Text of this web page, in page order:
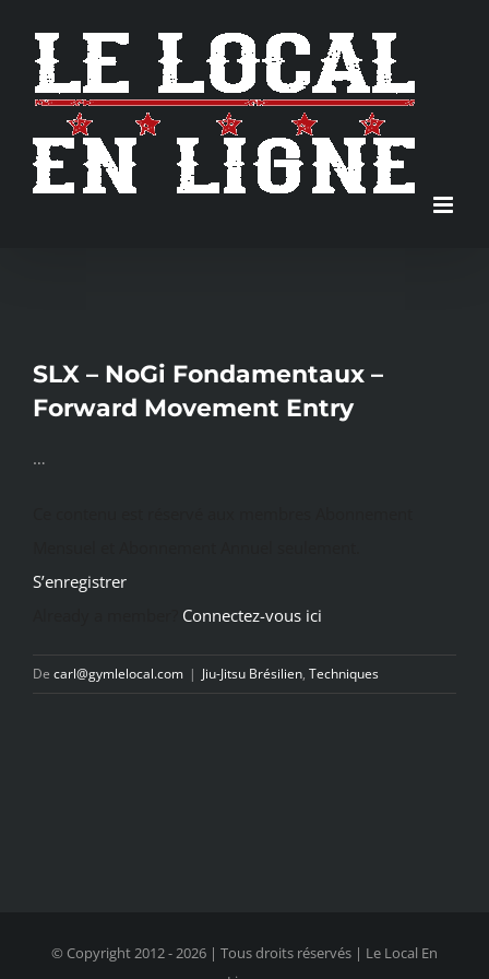
content
SLX – NoGi Fondamentaux –
Forward Movement Entry
…
S’enregistrer
Connectez-vous ici
De carl@gymlelocal.com | Jiu-Jitsu Brésilien, Techniques
© Copyright 2012 -2026 | Tous droits réservés | Le Local En